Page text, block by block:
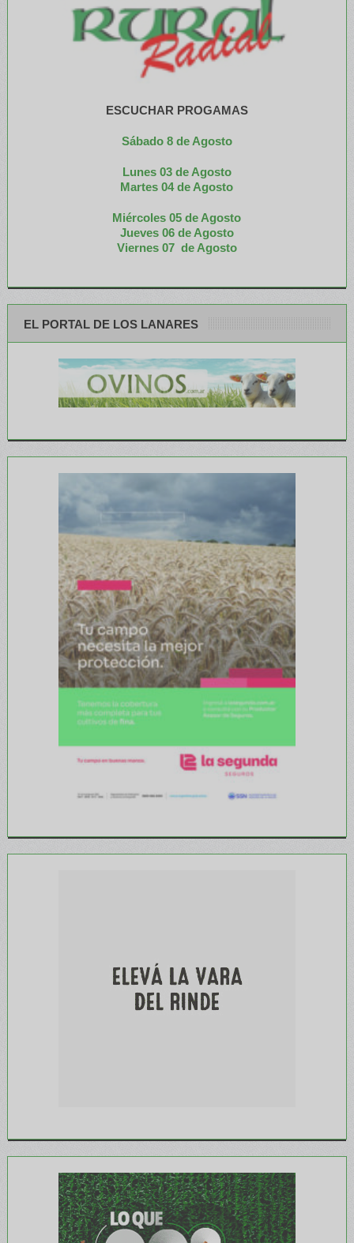
ESCUCHAR PROGAMAS
Sábado 8 de Agosto
Lunes 03 de Agosto
Martes 04 de Agosto
Miércoles 05 de Agosto
Jueves 06 de Agosto
Viernes 07 de Agosto
EL PORTAL DE LOS LANARES